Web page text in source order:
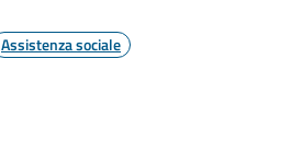
Assistenza sociale